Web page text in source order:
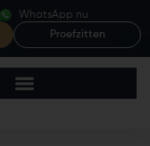
WhatsApp nu
Proefzitten